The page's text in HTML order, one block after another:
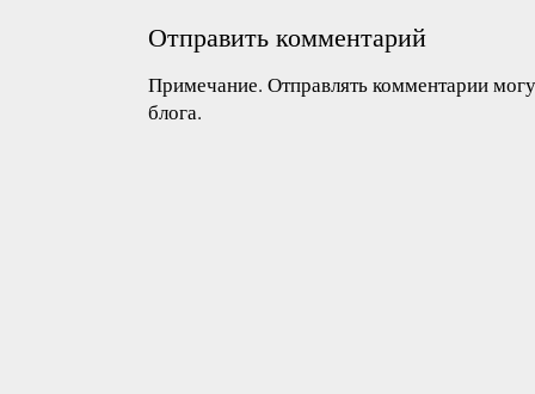
Отправить комментарий
Примечание. Отправлять комментарии
блога.